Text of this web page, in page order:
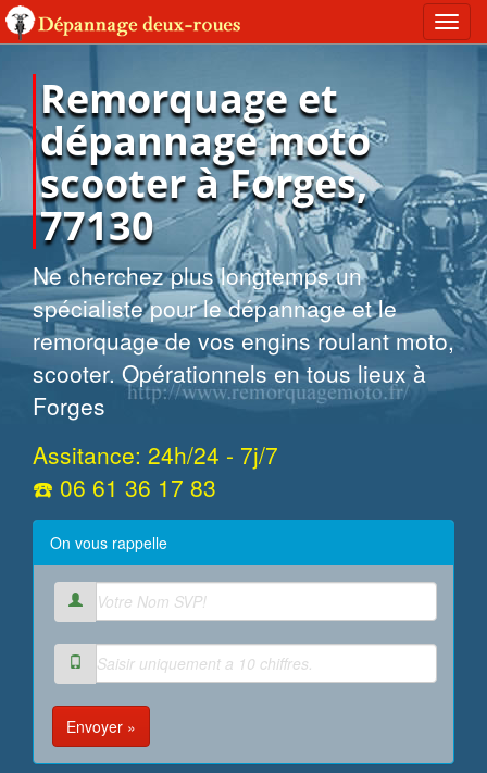
Remorquage et
dépannage moto
scooter à Forges,
77130
Ne cherchez plus longtemps un
spécialiste pour le dépannage et le
remorquage de vos engins roulant moto,
scooter. Opérationnels en tous lieux à
Forges
Assitance: 24h/24 - 7j/7
☎️ 06 61 36 17 83
On vous rappelle
Envoyer »